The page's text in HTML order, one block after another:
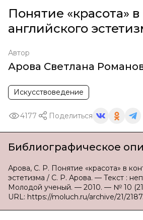
Понятие «красота» в
английского
Автор
Арова Светлана
Искусствоведение
4177 Поделиться
Библиографическое
Арова, С. Р. Понятие «красота» в
эстетизма / С. Р. Арова. — Текст :
Молодой ученый. — 2010. — № 10
URL: https://moluch.ru/archive/21/2187.